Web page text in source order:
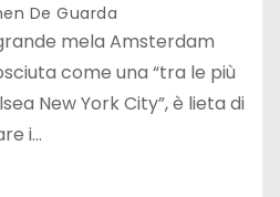
De Guarda
mela Amsterdam
come una “tra le più
New York City”, è lieta di
i…